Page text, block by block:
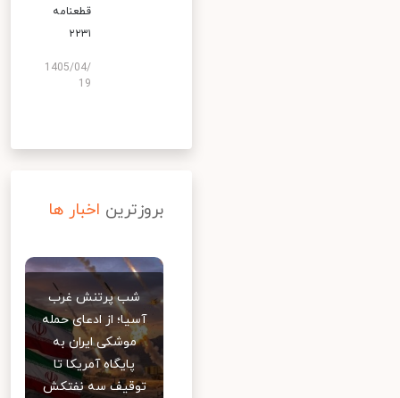
قطعنامه
۲۲۳۱
1405/04/
19
بروزترین اخبار ها
شب پرتنش غرب
آسیا؛ از ادعای حمله
موشکی ایران به
پایگاه آمریکا تا
توقیف سه نفتکش